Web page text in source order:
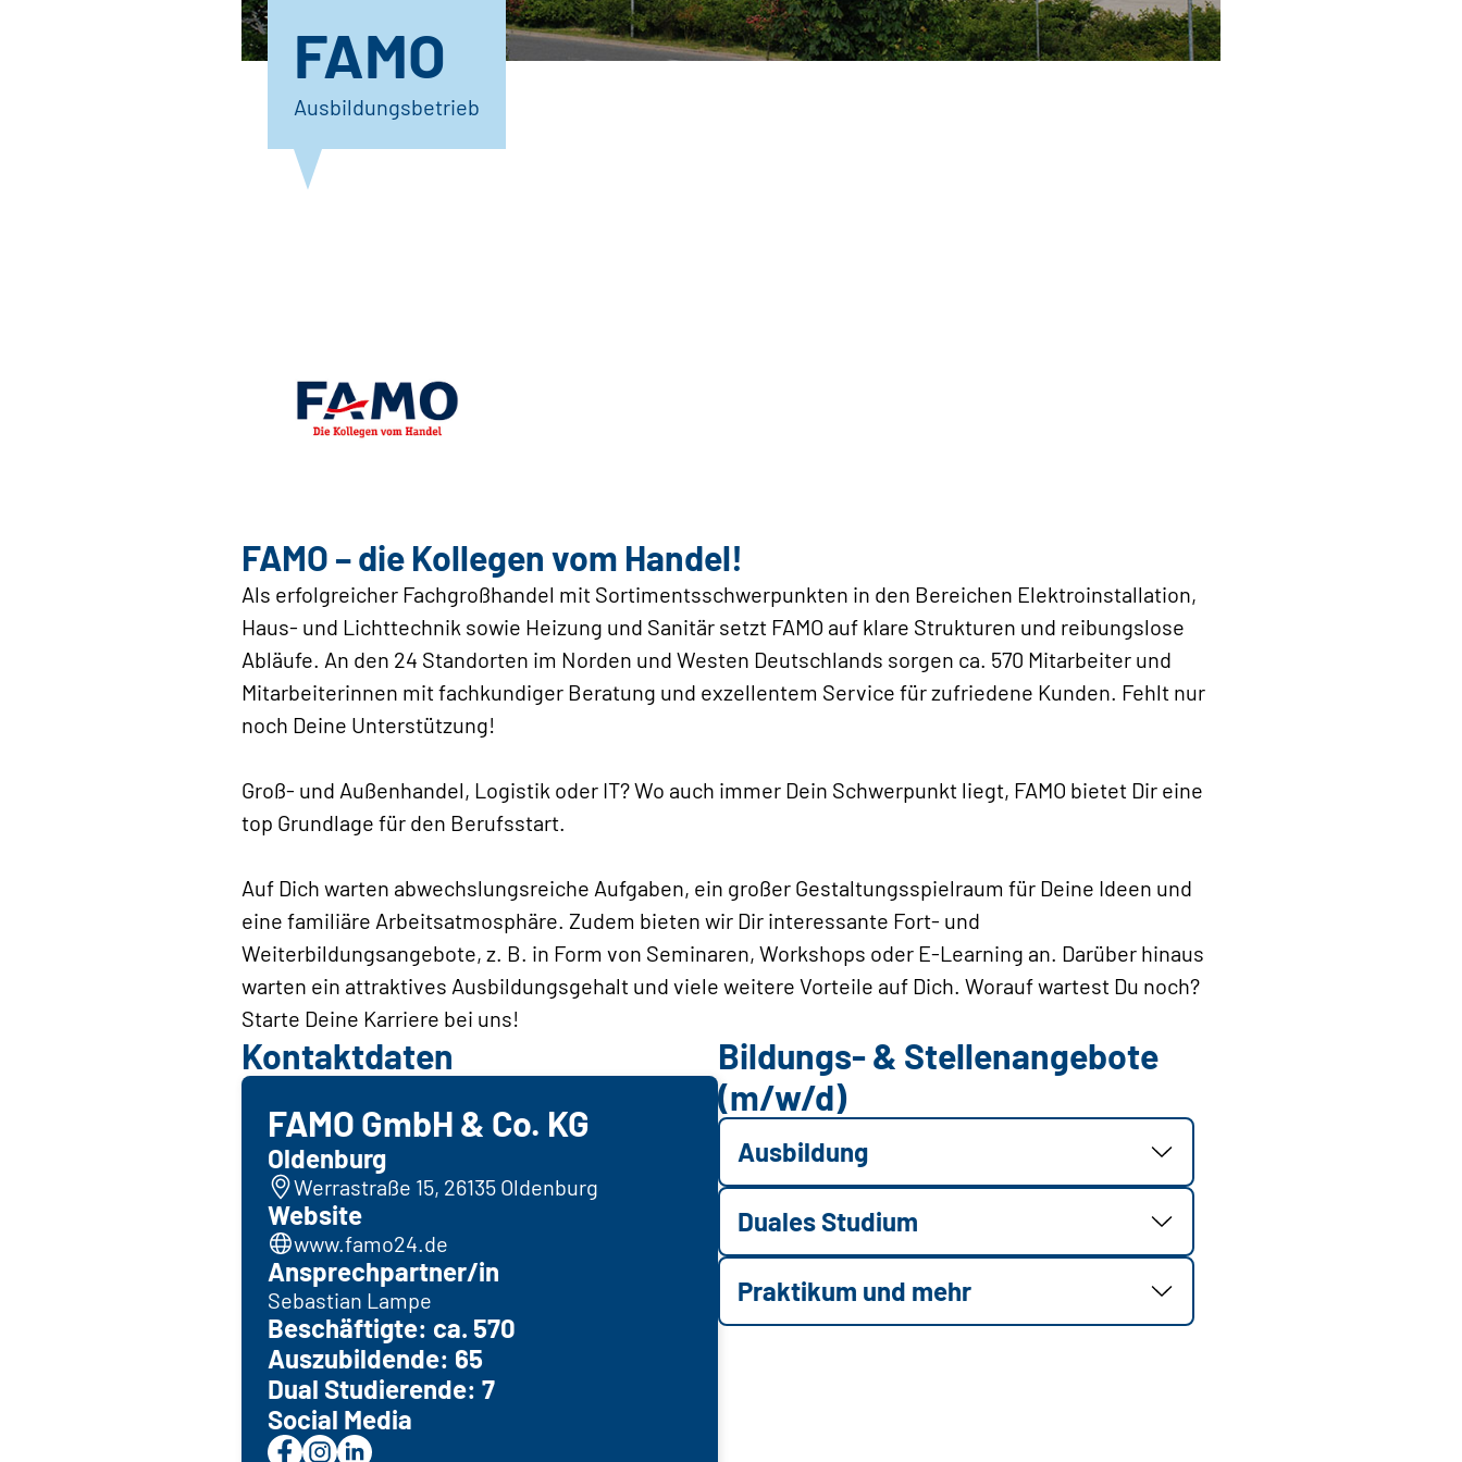
FAMO
Ausbildungsbetrieb
FAMO – die Kollegen vom Handel!
Als erfolgreicher Fachgroßhandel mit Sortimentsschwerpunkten in den Bereichen Elektroinstallation,
Haus- und Lichttechnik sowie Heizung und Sanitär setzt FAMO auf klare Strukturen und reibungslose
Abläufe. An den 24 Standorten im Norden und Westen Deutschlands sorgen ca. 570 Mitarbeiter und
Mitarbeiterinnen mit fachkundiger Beratung und exzellentem Service für zufriedene Kunden. Fehlt nur
noch Deine Unterstützung!
Groß- und Außenhandel, Logistik oder IT? Wo auch immer Dein Schwerpunkt liegt, FAMO bietet Dir eine
top Grundlage für den Berufsstart.
Auf Dich warten abwechslungsreiche Aufgaben, ein großer Gestaltungsspielraum für Deine Ideen und
eine familiäre Arbeitsatmosphäre. Zudem bieten wir Dir interessante Fort- und
Weiterbildungsangebote, z. B. in Form von Seminaren, Workshops oder E-Learning an. Darüber hinaus
warten ein attraktives Ausbildungsgehalt und viele weitere Vorteile auf Dich. Worauf wartest Du noch?
Starte Deine Karriere bei uns!
Kontaktdaten
FAMO GmbH & Co. KG
Oldenburg
Werrastraße 15, 26135 Oldenburg
Website
www.famo24.de
Ansprechpartner/in
Sebastian Lampe
Beschäftigte: ca. 570
Auszubildende: 65
Dual Studierende: 7
Social Media
Bildungs- & Stellenangebote
(m/w/d)
Ausbildung
Duales Studium
Praktikum und mehr